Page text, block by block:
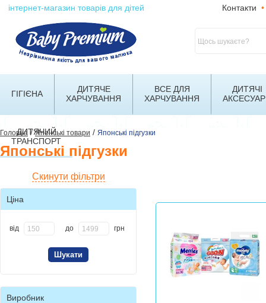
інтернет-магазин товарів для дітей Контакти •
ГІГІЄНА
ДИТЯЧЕ
ХАРЧУВАННЯ
ВСЕ ДЛЯ
ХАРЧУВАННЯ
ДИТЯЧІ
ДИТЯЧИЙ
ТРАНСПОРТ
Головна/Японські товари / Японські підгузки
Японські підгузки
Скинути фільтри
Ціна
від до грн
Виробник